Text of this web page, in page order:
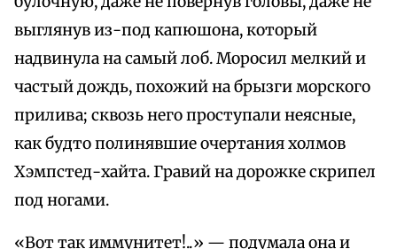
выглянув из-под капюшона, который
надвинула на самый лоб. Моросил мелкий и
частый дождь, похожий на брызги морского
прилива; сквозь него проступали неясные,
как будто полинявшие очертания холмов
Хэмпстед-хайта. Гравий на дорожке скрипел
под ногами.
«Вот так иммунитет!..» — подумала она и